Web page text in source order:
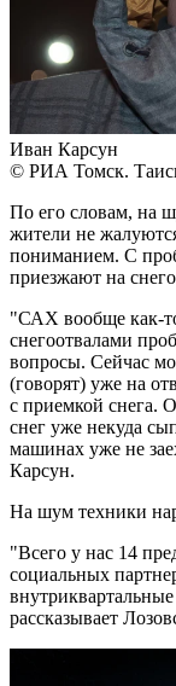
Иван Карсун
© РИА Томск.
По его словам, на
жители не
пониманием. С
приезжают на
"САХ вообще как-
снегоотвалами
вопросы. Сейчас
(говорят) уже на
с приемкой снега.
снег уже некуда
машинах уже не
Карсун.
На шум техники
"Всего у нас 14
социальных
рассказывает